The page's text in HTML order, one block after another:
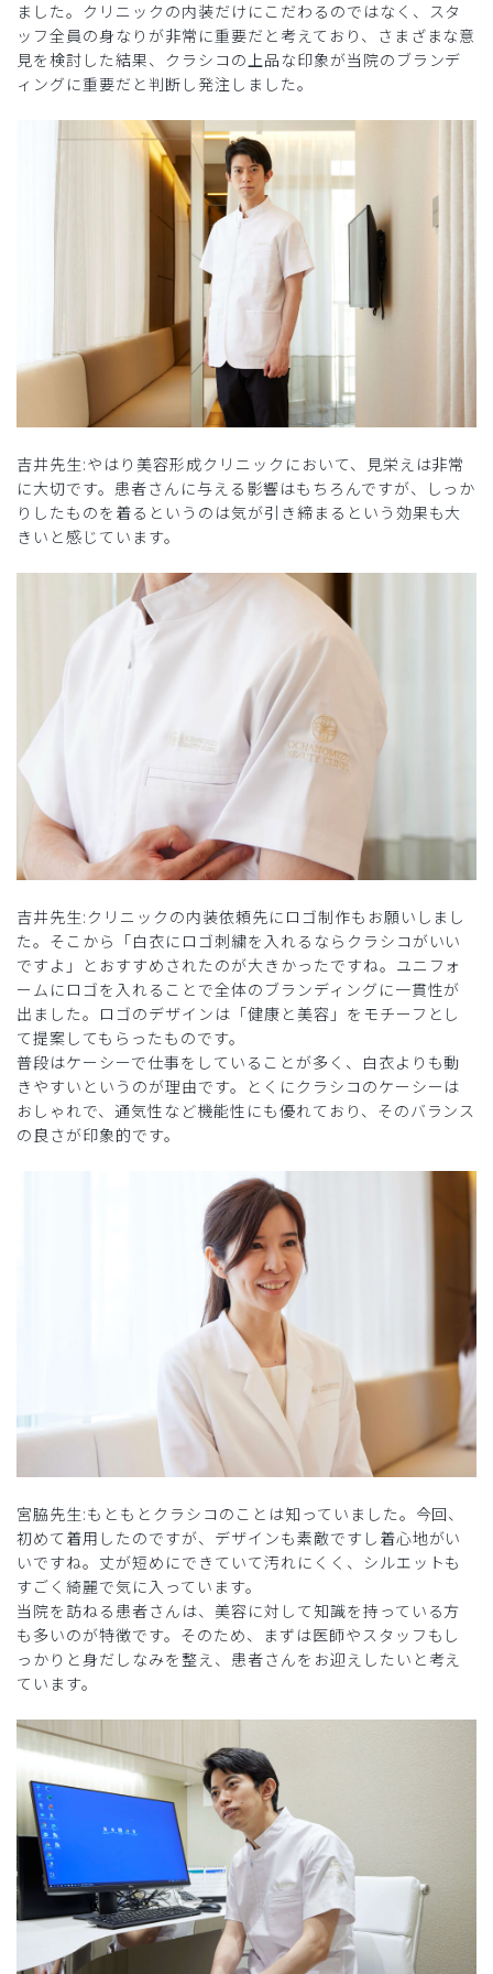
ました。クリニックの内装だけにこだわるのではなく、スタ
ッフ全員の身なりが非常に重要だと考えており、さまざまな意
見を検討した結果、クラシコの上品な印象が当院のブランデ
ィングに重要だと判断し発注しました。
吉井先生:やはり美容形成クリニックにおいて、見栄えは非常
に大切です。患者さんに与える影響はもちろんですが、しっか
りしたものを着るというのは気が引き締まるという効果も大
きいと感じています。
吉井先生:クリニックの内装依頼先にロゴ制作もお願いしまし
た。そこから「白衣にロゴ刺繍を入れるならクラシコがいい
ですよ」とおすすめされたのが大きかったですね。ユニフォ
ームにロゴを入れることで全体のブランディングに一貫性が
出ました。ロゴのデザインは「健康と美容」をモチーフとし
て提案してもらったものです。
普段はケーシーで仕事をしていることが多く、白衣よりも動
きやすいというのが理由です。とくにクラシコのケーシーは
おしゃれで、通気性など機能性にも優れており、そのバランス
の良さが印象的です。
宮脇先生:もともとクラシコのことは知っていました。今回、
初めて着用したのですが、デザインも素敵ですし着心地がい
いですね。丈が短めにできていて汚れにくく、シルエットも
すごく綺麗で気に入っています。
当院を訪ねる患者さんは、美容に対して知識を持っている方
も多いのが特徴です。そのため、まずは医師やスタッフもし
っかりと身だしなみを整え、患者さんをお迎えしたいと考え
ています。